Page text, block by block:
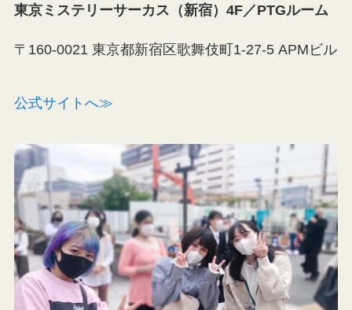
東京ミステリーサーカス（新宿）4F／PTGルーム
〒160-0021 東京都新宿区歌舞伎町1-27-5 APMビル
公式サイトへ≫